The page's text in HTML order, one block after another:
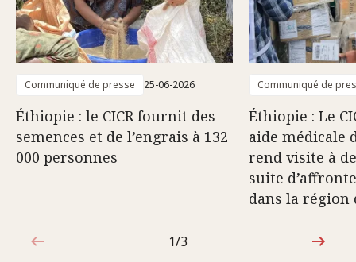
Communiqué de presse 25-06-2026
Éthiopie : le CICR fournit des
semences et de l’engrais à 132
000 personnes
Communiqué de
Éthiopie : Le
aide médicale
rend visite à
suite
dans la région
1sur3
1/3